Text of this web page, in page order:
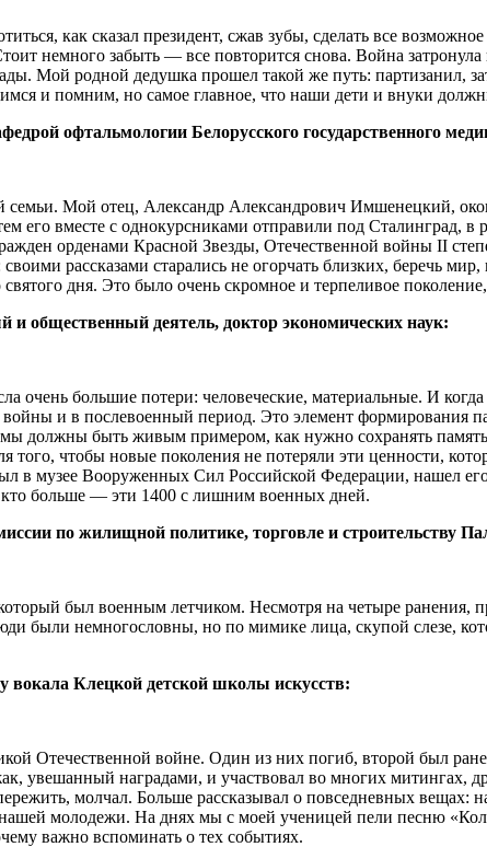
как сказал президент, сжав зубы, сделать все
немного забыть — все повторится снова. Война
Мой родной дедушка прошел такой же путь: партизанил,
и помним, но самое главное, что наши дети и внуки
офтальмологии Белорусского государственного
Мой отец, Александр Александрович Имшенецкий,
его вместе с однокурсниками отправили под Сталинград,
орденами Красной Звезды, Отечественной войны ΙΙ
рассказами старались не огорчать близких, беречь
дня. Это было очень скромное и терпеливое
общественный деятель, доктор экономических наук:
очень большие потери: человеческие, материальные. И
и в послевоенный период. Это элемент формирования
должны быть живым примером, как нужно сохранять
того, чтобы новые поколения не потеряли эти ценности,
в музее Вооруженных Сил Российской Федерации, нашел
больше — эти 1400 с лишним военных дней.
по жилищной политике, торговле и строительству
был военным летчиком. Несмотря на четыре
были немногословны, но по мимике лица, скупой слезе,
вокала Клецкой детской школы искусств:
Отечественной войне. Один из них погиб, второй был
увешанный наградами, и участвовал во многих митингах,
молчал. Больше рассказывал о повседневных
молодежи. На днях мы с моей ученицей пели песню
важно вспоминать о тех событиях.